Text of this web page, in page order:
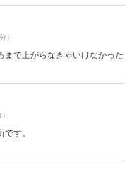
）
で上がらなきゃいけなかった
す。